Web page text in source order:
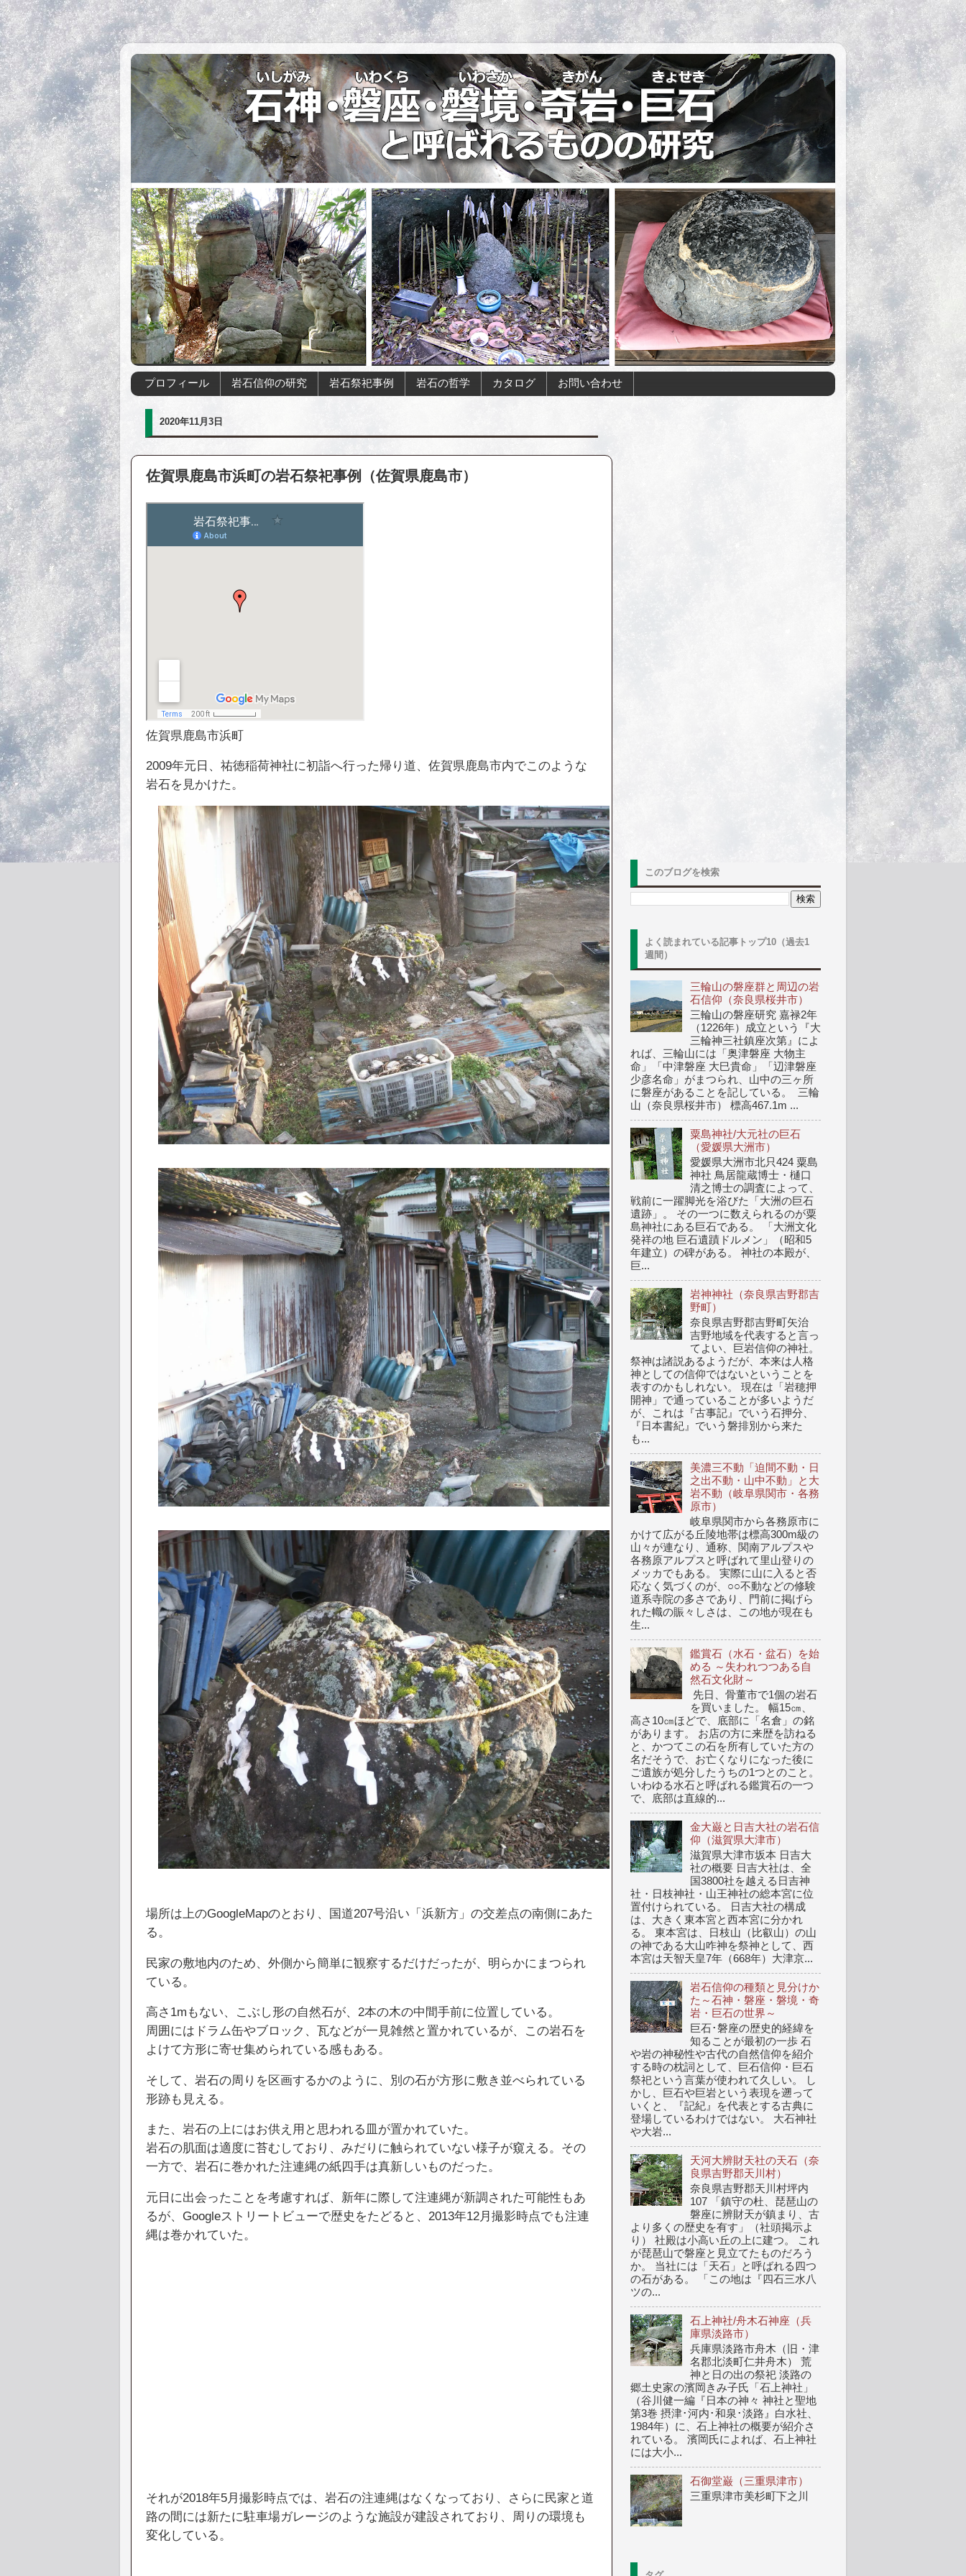
プロフィール 岩石信仰の研究 岩石祭祀事例 岩石の哲学 カタログ お問い合わせ
2020年11月3日
佐賀県鹿島市浜町の岩石祭祀事例（佐賀県鹿島市）
佐賀県鹿島市浜町
2009年元日、祐徳稲荷神社に初詣へ行った帰り道、佐賀県鹿島市内でこのような
岩石を見かけた。
場所は上のGoogleMapのとおり、国道207号沿い「浜新方」の交差点の南側にあた
る。
民家の敷地内のため、外側から簡単に観察するだけだったが、明らかにまつられ
ている。
高さ1mもない、こぶし形の自然石が、2本の木の中間手前に位置している。
周囲にはドラム缶やブロック、瓦などが一見雑然と置かれているが、この岩石を
よけて方形に寄せ集められている感もある。
そして、岩石の周りを区画するかのように、別の石が方形に敷き並べられている
形跡も見える。
また、岩石の上にはお供え用と思われる皿が置かれていた。
岩石の肌面は適度に苔むしており、みだりに触られていない様子が窺える。その
一方で、岩石に巻かれた注連縄の紙四手は真新しいものだった。
元日に出会ったことを考慮すれば、新年に際して注連縄が新調された可能性もあ
るが、Googleストリートビューで歴史をたどると、2013年12月撮影時点でも注連
縄は巻かれていた。
それが2018年5月撮影時点では、岩石の注連縄はなくなっており、さらに民家と道
路の間には新たに駐車場ガレージのような施設が建設されており、周りの環境も
変化している。
このブログを検索
よく読まれている記事トップ10（過去1
週間）
三輪山の磐座群と周辺の岩
石信仰（奈良県桜井市）
三輪山の磐座研究 嘉禄2年
（1226年）成立という『大
三輪神三社鎮座次第』によ
れば、三輪山には「奥津磐座 大物主
命」「中津磐座 大巳貴命」「辺津磐座
少彦名命」がまつられ、山中の三ヶ所
に磐座があることを記している。 三輪
山（奈良県桜井市） 標高467.1m ...
粟島神社/大元社の巨石
（愛媛県大洲市）
愛媛県大洲市北只424 粟島
神社 鳥居龍蔵博士・樋口
清之博士の調査によって、
戦前に一躍脚光を浴びた「大洲の巨石
遺跡」。 その一つに数えられるのが粟
島神社にある巨石である。 「大洲文化
発祥の地 巨石遺蹟ドルメン」（昭和5
年建立）の碑がある。 神社の本殿が、
巨...
岩神神社（奈良県吉野郡吉
野町）
奈良県吉野郡吉野町矢治
吉野地域を代表すると言っ
てよい、巨岩信仰の神社。
祭神は諸説あるようだが、本来は人格
神としての信仰ではないということを
表すのかもしれない。 現在は「岩穂押
開神」で通っていることが多いようだ
が、これは『古事記』でいう石押分、
『日本書紀』でいう磐排別から来た
も...
美濃三不動「迫間不動・日
之出不動・山中不動」と大
岩不動（岐阜県関市・各務
原市）
岐阜県関市から各務原市に
かけて広がる丘陵地帯は標高300m級の
山々が連なり、通称、関南アルプスや
各務原アルプスと呼ばれて里山登りの
メッカでもある。 実際に山に入ると否
応なく気づくのが、○○不動などの修験
道系寺院の多さであり、門前に掲げら
れた幟の賑々しさは、この地が現在も
生...
鑑賞石（水石・盆石）を始
める ～失われつつある自
然石文化財～
先日、骨董市で1個の岩石
を買いました。 幅15㎝、
高さ10㎝ほどで、底部に「名倉」の銘
があります。 お店の方に来歴を訪ねる
と、かつてこの石を所有していた方の
名だそうで、お亡くなりになった後に
ご遺族が処分したうちの1つとのこと。
いわゆる水石と呼ばれる鑑賞石の一つ
で、底部は直線的...
金大巌と日吉大社の岩石信
仰（滋賀県大津市）
滋賀県大津市坂本 日吉大
社の概要 日吉大社は、全
国3800社を越える日吉神
社・日枝神社・山王神社の総本宮に位
置付けられている。 日吉大社の構成
は、大きく東本宮と西本宮に分かれ
る。 東本宮は、日枝山（比叡山）の山
の神である大山咋神を祭神として、西
本宮は天智天皇7年（668年）大津京...
岩石信仰の種類と見分けか
た～石神・磐座・磐境・奇
岩・巨石の世界～
巨石･磐座の歴史的経緯を
知ることが最初の一歩 石
や岩の神秘性や古代の自然信仰を紹介
する時の枕詞として、巨石信仰・巨石
祭祀という言葉が使われて久しい。 し
かし、巨石や巨岩という表現を遡って
いくと、『記紀』を代表とする古典に
登場しているわけではない。 大石神社
や大岩...
天河大辨財天社の天石（奈
良県吉野郡天川村）
奈良県吉野郡天川村坪内
107 「鎮守の杜、琵琶山の
磐座に辨財天が鎮まり、古
より多くの歴史を有す」（社頭掲示よ
り） 社殿は小高い丘の上に建つ。 これ
が琵琶山で磐座と見立てたものだろう
か。 当社には「天石」と呼ばれる四つ
の石がある。 「この地は『四石三水八
ツの...
石上神社/舟木石神座（兵
庫県淡路市）
兵庫県淡路市舟木（旧・津
名郡北淡町仁井舟木） 荒
神と日の出の祭祀 淡路の
郷土史家の濱岡きみ子氏「石上神社」
（谷川健一編『日本の神々 神社と聖地
第3巻 摂津･河内･和泉･淡路』白水社、
1984年）に、石上神社の概要が紹介さ
れている。 濱岡氏によれば、石上神社
には大小...
石御堂巌（三重県津市）
三重県津市美杉町下之川